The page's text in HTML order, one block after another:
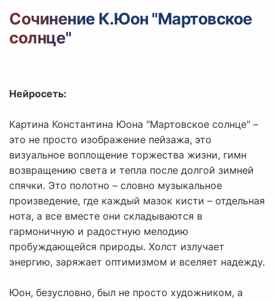
Вход с Telegram
Сочинение К.Юон "Мартовское
солнце"
Нейросеть:
Картина Константина Юона "Мартовское солнце" –
это не просто изображение пейзажа, это
визуальное воплощение торжества жизни, гимн
возвращению света и тепла после долгой зимней
спячки. Это полотно – словно музыкальное
произведение, где каждый мазок кисти – отдельная
нота, а все вместе они складываются в
гармоничную и радостную мелодию
пробуждающейся природы. Холст излучает
энергию, заряжает оптимизмом и вселяет надежду.
Юон, безусловно, был не просто художником, а